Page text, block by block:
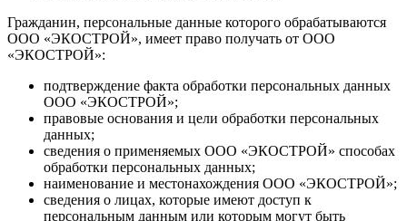
Гражданин, персональные данные которого обрабатываются
ООО «ЭКОСТРОЙ», имеет право получать от ООО
«ЭКОСТРОЙ»:
подтверждение факта обработки персональных данных
ООО «ЭКОСТРОЙ»;
правовые основания и цели обработки персональных
данных;
сведения о применяемых ООО «ЭКОСТРОЙ» способах
обработки персональных данных;
наименование и местонахождения ООО «ЭКОСТРОЙ»;
сведения о лицах, которые имеют доступ к
персональным данным или которым могут быть